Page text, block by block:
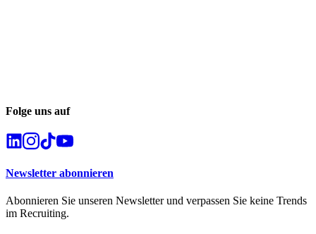
Folge uns auf
Newsletter abonnieren
Abonnieren Sie unseren Newsletter und verpassen Sie keine Trends
im Recruiting.